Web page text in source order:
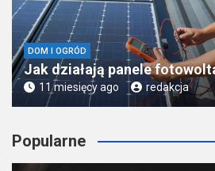
DOM I OGRÓD
Jak działają panele
11 miesięcy ago redakcja
Popularne